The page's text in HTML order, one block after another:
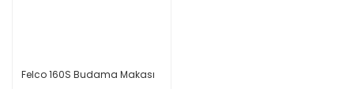
Felco 160S Budama Makası